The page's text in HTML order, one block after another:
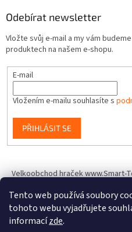
Tento web používá soubory
tohoto webu vyjadřujete
informacízde.
Odebírat newsletter
Vložte svůj e-mail a my vám
produktech na našem e-shopu.
E-mail
Vložením e-mailu souhlasíte s
PŘIHLÁSIT SE
Velkoobchod hraček www.Smart-